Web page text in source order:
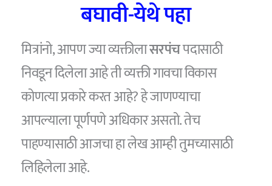
बघावी-येथे पहा
मित्रांनो, आपण ज्या व्यक्तीलासरपंचपदासाठी
निवडून दिलेला आहे ती व्यक्ती गावचा विकास
कोणत्या प्रकारे करत आहे? हे जाणण्याचा
आपल्याला पूर्णपणे अधिकार असतो. तेच
पाहण्यासाठी आजचा हा लेख आम्ही तुमच्यासाठी
लिहिलेला आहे.